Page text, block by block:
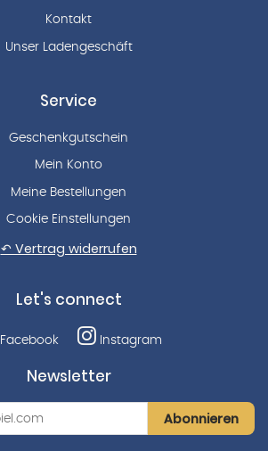
Kontakt
Unser Ladengeschäft
Service
Geschenkgutschein
Mein Konto
Meine Bestellungen
Cookie Einstellungen
↶ Vertrag widerrufen
Let's connect
Facebook Instagram
Newsletter
Abonnieren